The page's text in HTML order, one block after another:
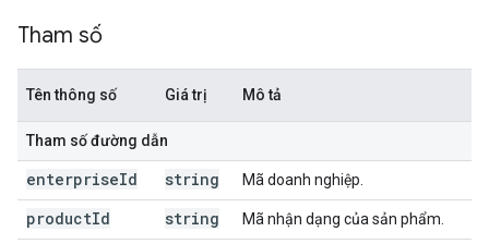
Tham số
Tên thông số Giá trị Mô tả
Tham số đường dẫn
enterpriseId string Mã doanh nghiệp.
productId string Mã nhận dạng của sản phẩm.